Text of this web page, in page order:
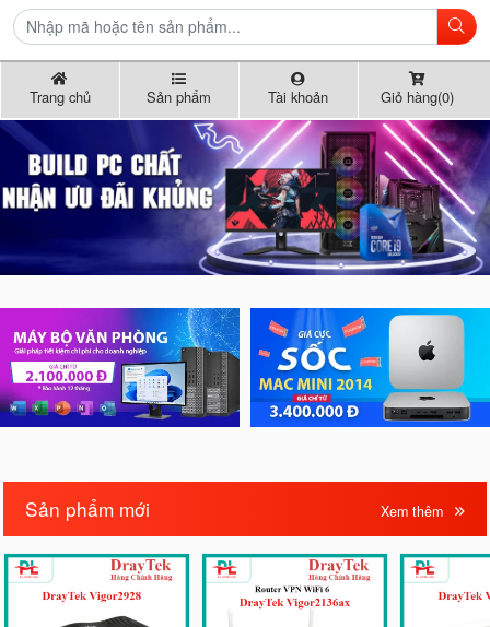
Trang chủ Sản phẩm Tài khoản Giỏ hàng(0)
Sản phẩm mới Xem thêm